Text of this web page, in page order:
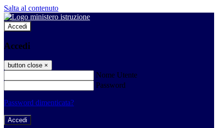
Salta al contenuto
Accedi
Accedi
button close ×
Nome Utente
Password
Password dimenticata?